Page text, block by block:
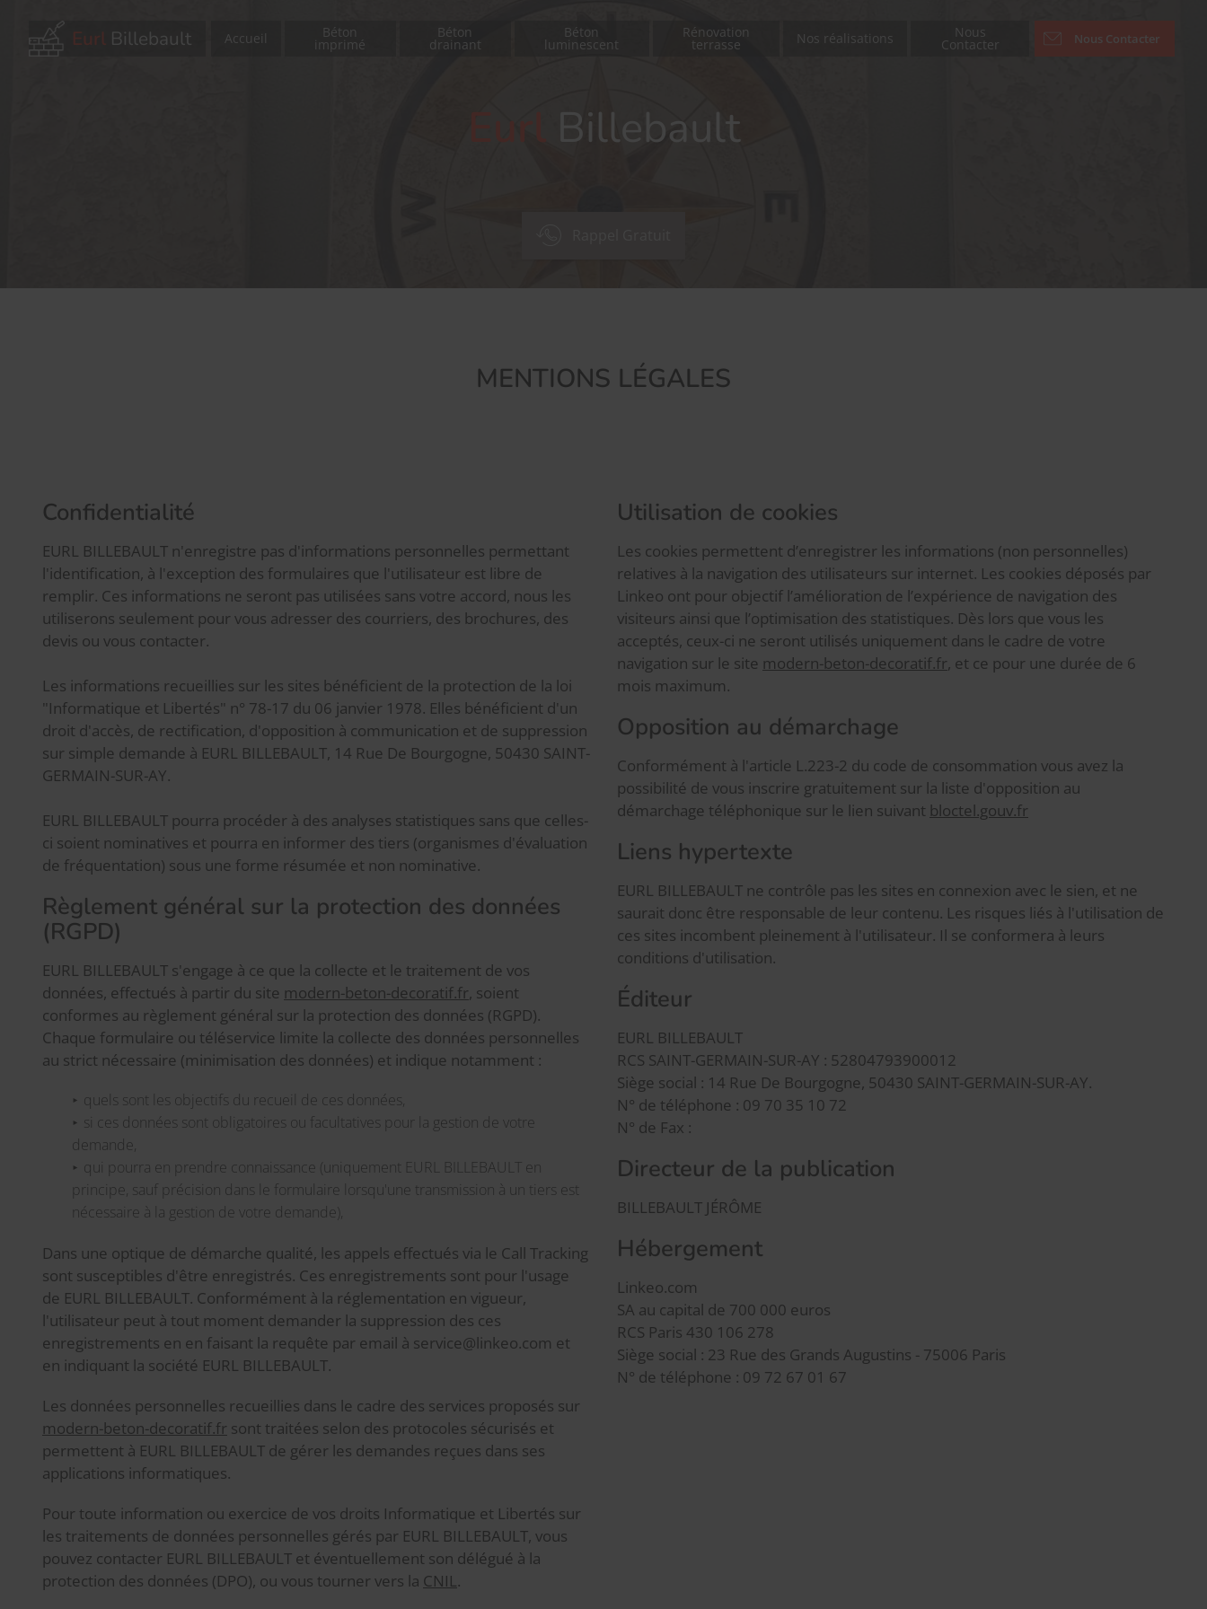
Eurl Billebault
Eurl Billebault Accueil Béton
imprimé
Béton
drainant
Béton
luminescent
Rénovation
terrasse Nos réalisations Nous
Contacter Nous Contacter
MENTIONS LÉGALES
Confidentialité
EURL BILLEBAULT n'enregistre pas d'informations personnelles permettant
l'identification, à l'exception des formulaires que l'utilisateur est libre de
remplir. Ces informations ne seront pas utilisées sans votre accord, nous les
utiliserons seulement pour vous adresser des courriers, des brochures, des
devis ou vous contacter.
Les informations recueillies sur les sites bénéficient de la protection de la loi
"Informatique et Libertés" n° 78-17 du 06 janvier 1978. Elles bénéficient d'un
droit d'accès, de rectification, d'opposition à communication et de suppression
sur simple demande à EURL BILLEBAULT, 14 Rue De Bourgogne, 50430 SAINT-
GERMAIN-SUR-AY.
EURL BILLEBAULT pourra procéder à des analyses statistiques sans que celles-
ci soient nominatives et pourra en informer des tiers (organismes d'évaluation
de fréquentation) sous une forme résumée et non nominative.
Règlement général sur la protection des données
(RGPD)
EURL BILLEBAULT s'engage à ce que la collecte et le traitement de vos
données, effectués à partir du site modern-beton-decoratif.fr, soient
conformes au règlement général sur la protection des données (RGPD).
Chaque formulaire ou téléservice limite la collecte des données personnelles
au strict nécessaire (minimisation des données) et indique notamment :
quels sont les objectifs du recueil de ces données,
si ces données sont obligatoires ou facultatives pour la gestion de votre
demande,
qui pourra en prendre connaissance (uniquement EURL BILLEBAULT en
principe, sauf précision dans le formulaire lorsqu'une transmission à un tiers est
nécessaire à la gestion de votre demande),
Dans une optique de démarche qualité, les appels effectués via le Call Tracking
sont susceptibles d'être enregistrés. Ces enregistrements sont pour l'usage
de EURL BILLEBAULT. Conformément à la réglementation en vigueur,
l'utilisateur peut à tout moment demander la suppression des ces
enregistrements en en faisant la requête par email à service@linkeo.com et
en indiquant la société EURL BILLEBAULT.
Les données personnelles recueillies dans le cadre des services proposés sur
modern-beton-decoratif.fr sont traitées selon des protocoles sécurisés et
permettent à EURL BILLEBAULT de gérer les demandes reçues dans ses
applications informatiques.
Pour toute information ou exercice de vos droits Informatique et Libertés sur
les traitements de données personnelles gérés par EURL BILLEBAULT, vous
pouvez contacter EURL BILLEBAULT et éventuellement son délégué à la
protection des données (DPO), ou vous tourner vers la CNIL.
Utilisation de cookies
Les cookies permettent d’enregistrer les informations (non personnelles)
relatives à la navigation des utilisateurs sur internet. Les cookies déposés par
Linkeo ont pour objectif l’amélioration de l’expérience de navigation des
visiteurs ainsi que l’optimisation des statistiques. Dès lors que vous les
acceptés, ceux-ci ne seront utilisés uniquement dans le cadre de votre
navigation sur le site modern-beton-decoratif.fr, et ce pour une durée de 6
mois maximum.
Opposition au démarchage
Conformément à l'article L.223-2 du code de consommation vous avez la
possibilité de vous inscrire gratuitement sur la liste d'opposition au
démarchage téléphonique sur le lien suivant bloctel.gouv.fr
Liens hypertexte
EURL BILLEBAULT ne contrôle pas les sites en connexion avec le sien, et ne
saurait donc être responsable de leur contenu. Les risques liés à l'utilisation de
ces sites incombent pleinement à l'utilisateur. Il se conformera à leurs
conditions d'utilisation.
Éditeur
EURL BILLEBAULT
RCS SAINT-GERMAIN-SUR-AY : 52804793900012
Siège social : 14 Rue De Bourgogne, 50430 SAINT-GERMAIN-SUR-AY.
N° de téléphone : 09 70 35 10 72
N° de Fax :
Directeur de la publication
BILLEBAULT JÉRÔME
Hébergement
Linkeo.com
SA au capital de 700 000 euros
RCS Paris 430 106 278
Siège social : 23 Rue des Grands Augustins - 75006 Paris
N° de téléphone : 09 72 67 01 67